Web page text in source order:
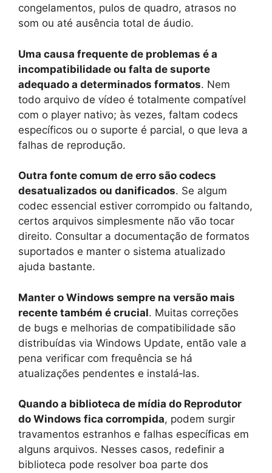
congelamentos, pulos de quadro, atrasos no
som ou até ausência total de áudio.
Uma causa frequente de problemas é a
incompatibilidade ou falta de suporte
adequado a determinados formatos. Nem
todo arquivo de vídeo é totalmente compatível
com o player nativo; às vezes, faltam codecs
específicos ou o suporte é parcial, o que leva a
falhas de reprodução.
Outra fonte comum de erro são codecs
desatualizados ou danificados. Se algum
codec essencial estiver corrompido ou faltando,
certos arquivos simplesmente não vão tocar
direito. Consultar a documentação de formatos
suportados e manter o sistema atualizado
ajuda bastante.
Manter o Windows sempre na versão mais
recente também é crucial. Muitas correções
de bugs e melhorias de compatibilidade são
distribuídas via Windows Update, então vale a
pena verificar com frequência se há
atualizações pendentes e instalá‑las.
Quando a biblioteca de mídia do Reprodutor
do Windows fica corrompida, podem surgir
travamentos estranhos e falhas específicas em
alguns arquivos. Nesses casos, redefinir a
biblioteca pode resolver boa parte dos